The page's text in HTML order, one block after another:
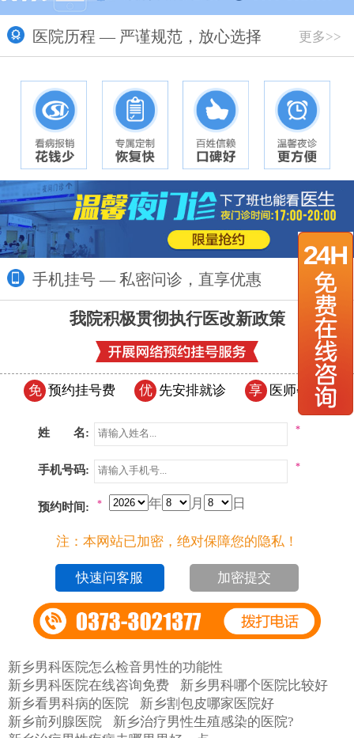
医院历程 — 严谨规范，放心选择 更多>>
手机挂号 — 私密问诊，直享优惠 更多>>
我院积极贯彻执行医改新政策
免 预约挂号费 优 先安排就诊 享 医师会诊
姓 名: *
手机号码: *
预约时间: 年 月 日
*
注：本网站已加密，绝对保障您的隐私！
加密提交
新乡男科医院怎么检音男性的功能性
新乡男科医院在线咨询免费
新乡男科哪个医院比较好
新乡看男科病的医院
新乡割包皮哪家医院好
新乡前列腺医院
新乡治疗男性生殖感染的医院?